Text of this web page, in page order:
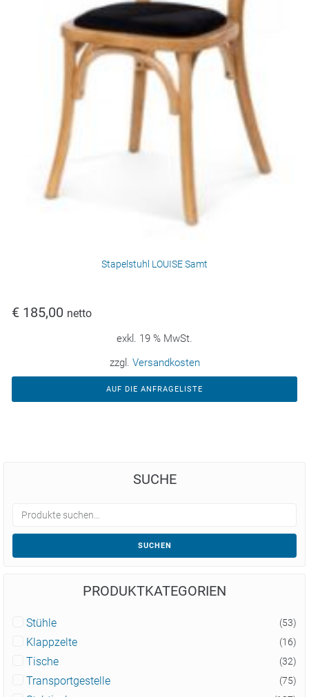
Stapelstuhl LOUISE Samt
€ 185,00 netto
exkl. 19 % MwSt.
zzgl. Versandkosten
AUF DIE ANFRAGELISTE
SUCHE
SUCHEN
PRODUKTKATEGORIEN
Stühle (53)
Klappzelte (16)
Tische (32)
Transportgestelle (75)